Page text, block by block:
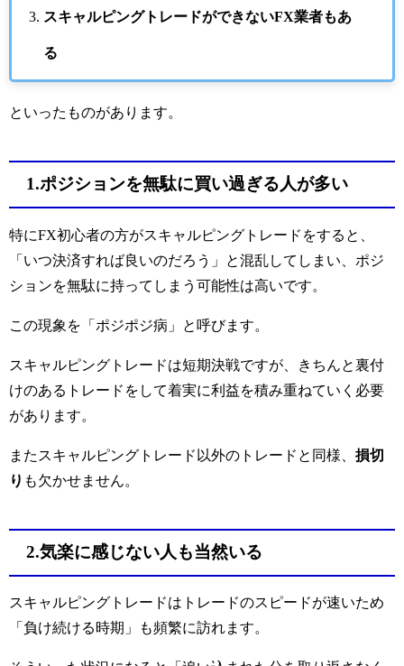
スキャルピングトレードができないFX業者もあ
る
といったものがあります。
1.ポジションを無駄に買い過ぎる人が多い
特にFX初心者の方がスキャルピングトレードをすると、
「いつ決済すれば良いのだろう」と混乱してしまい、ポジ
ションを無駄に持ってしまう可能性は高いです。
この現象を「ポジポジ病」と呼びます。
スキャルピングトレードは短期決戦ですが、きちんと裏付
けのあるトレードをして着実に利益を積み重ねていく必要
があります。
またスキャルピングトレード以外のトレードと同様、 損切
り も欠かせません。
2.気楽に感じない人も当然いる
スキャルピングトレードはトレードのスピードが速いため
「負け続ける時期」も頻繁に訪れます。